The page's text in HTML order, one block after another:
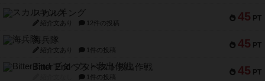
45 PT
スカルキング
紹介文あり 12件の投稿
45 PT
海兵隊
紹介文あり 1件の投稿
45 PT
Bitter End ブタペスト救出作戦
1件の投稿